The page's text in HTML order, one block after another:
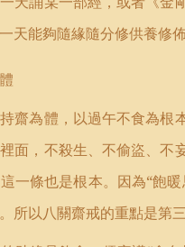
天能夠隨緣隨分修供養修
齋為體，以過午不食為
面，不殺生、不偷盜、
一條也是根本。因為“飽
所以八關齋戒的重點是第